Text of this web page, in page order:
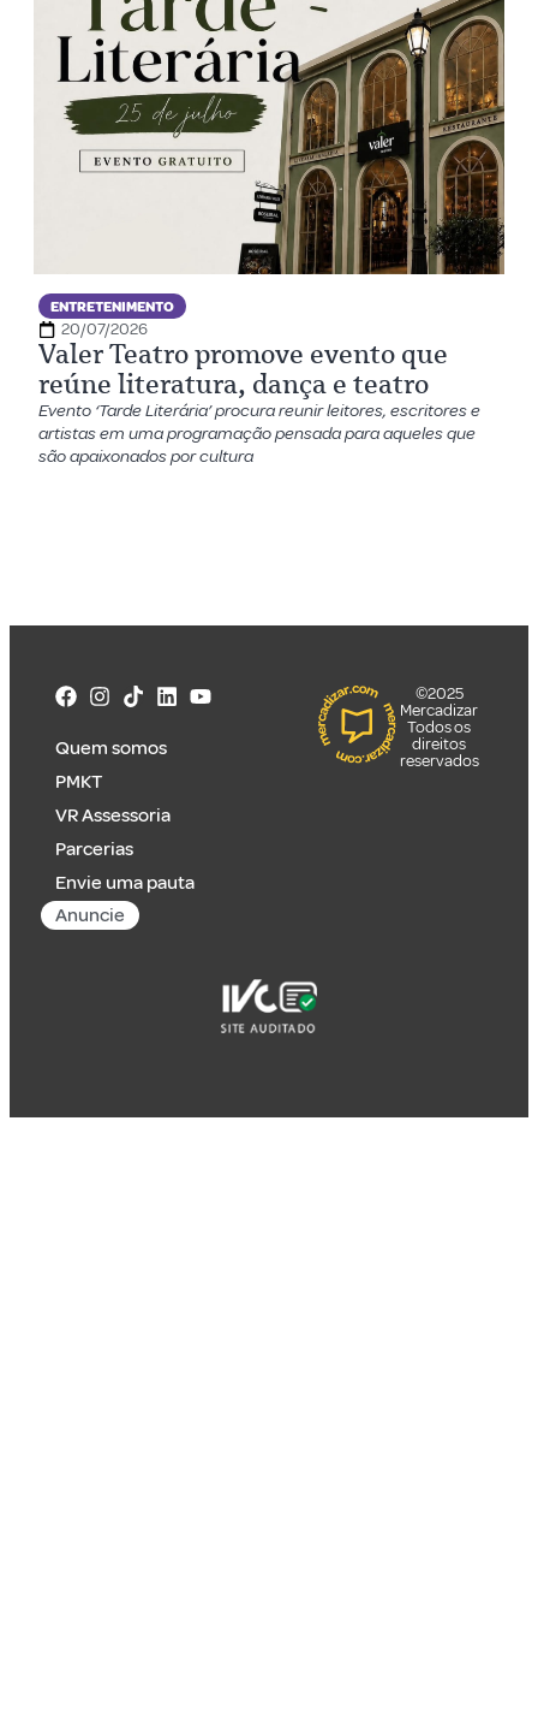
ENTRETENIMENTO
20/07/2026
Valer Teatro promove evento que
reúne literatura, dança e teatro
Evento ‘Tarde Literária’ procura reunir leitores, escritores e
artistas em uma programação pensada para aqueles que
são apaixonados por cultura
Quem somos
PMKT
VR Assessoria
Parcerias
Envie uma pauta
Anuncie
©2025
Mercadizar
Todos os
direitos
reservados